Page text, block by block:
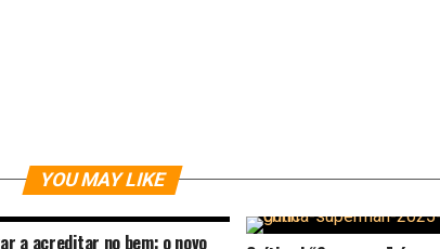
YOU MAY LIKE
a acreditar no bem: o novo